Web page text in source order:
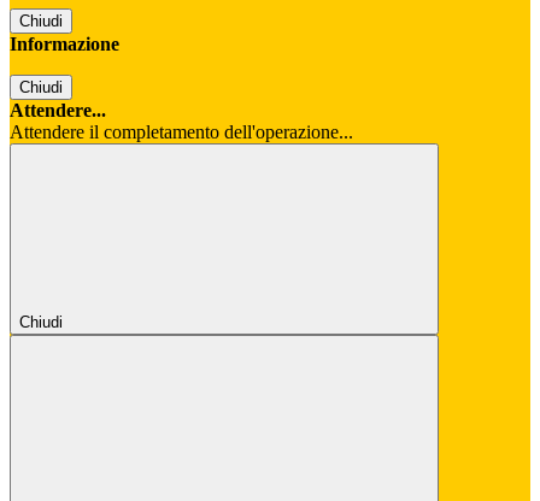
Chiudi
Informazione
Chiudi
Attendere...
Attendere il completamento dell'operazione...
Chiudi